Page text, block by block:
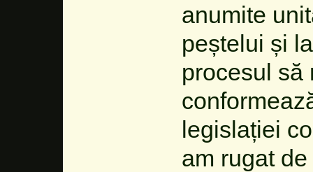
anumite
peștelui și
procesul să
legislației
am rugat